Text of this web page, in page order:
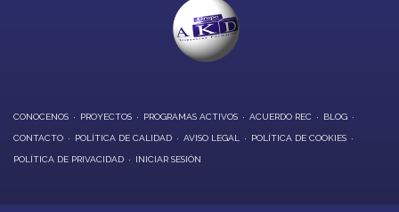
CONOCENOS PROYECTOS PROGRAMAS ACTIVOS ACUERDO REC BLOG
CONTACTO POLÍTICA DE CALIDAD AVISO LEGAL POLÍTICA DE COOKIES
POLÍTICA DE PRIVACIDAD INICIAR SESIÓN